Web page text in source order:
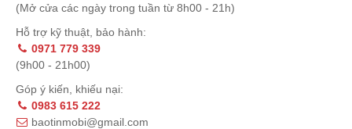
(Mở cửa các ngày trong tuần từ 8h00 - 21h)
Hỗ trợ kỹ thuật, bảo hành:
0971 779 339
(9h00 - 21h00)
Góp ý kiến, khiếu nại:
0983 615 222
baotinmobi@gmail.com